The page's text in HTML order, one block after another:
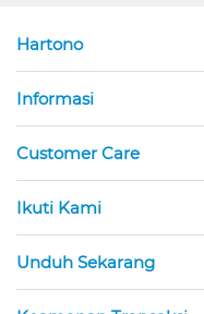
Hartono
Informasi
Customer Care
Ikuti Kami
Unduh Sekarang